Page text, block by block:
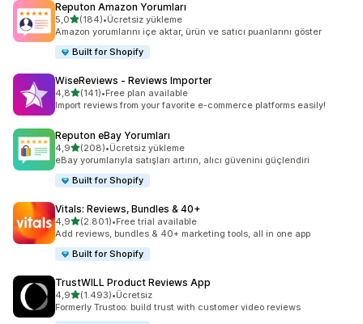
Reputon Amazon Yorumları
5,05 yıldız üzerinden
(184)
toplam 184 değerlendirme
•Ücretsiz yükleme
Amazon yorumlarını içe aktar, ürün ve satıcı puanlarını göster
Built for Shopify
WiseReviews ‑ Reviews Importer
4,85 yıldız üzerinden
(141)
toplam 141 değerlendirme
•Free plan available
Import reviews from your favorite e-commerce platforms easily!
Reputon eBay Yorumları
4,95 yıldız üzerinden
(208)
toplam 208 değerlendirme
•Ücretsiz yükleme
eBay yorumlarıyla satışları artırın, alıcı güvenini güçlendiri
Built for Shopify
Vitals: Reviews, Bundles & 40+
4,95 yıldız üzerinden
(2.801)
toplam 2801 değerlendirme
•Free trial available
Add reviews, bundles & 40+ marketing tools, all in one app
Built for Shopify
TrustWILL Product Reviews App
4,95 yıldız üzerinden
(1.493)
toplam 1493 değerlendirme
•Ücretsiz
Formerly Trustoo: build trust with customer video reviews